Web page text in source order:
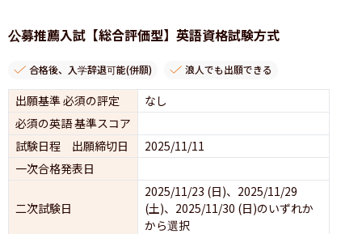
公募推薦入試【総合評価型】英語資格試験方式
合格後、入学辞退可能(併願) 浪人でも出願できる
出願基準 必須の評定
なし
必須の英語 基準スコア
試験日程 出願締切日
2025/11/11
一次合格発表日
二次試験日
2025/11/23 (日)、2025/11/29
(土)、2025/11/30 (日)のいずれか
から選択